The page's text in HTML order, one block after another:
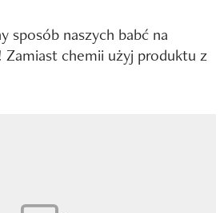
sposób naszych babć na
Zamiast chemii użyj produktu z